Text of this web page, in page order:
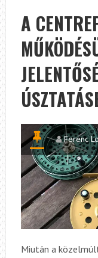
A
Ferenc
Miután a